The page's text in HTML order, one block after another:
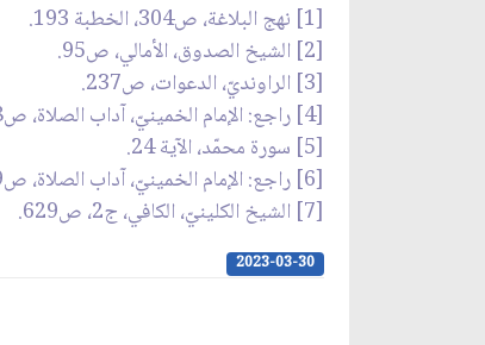
[1] نهج البلاغة، ص304، الخطبة 193.
[2] الشيخ الصدوق، الأمالي، ص95.
[3] الراونديّ، الدعوات، ص237.
[4] راجع: الإمام الخمينيّ، آداب الصلاة، ص288.
[5] سورة محمّد، الآية 24.
[6] راجع: الإمام الخمينيّ، آداب الصلاة، ص289.
[7] الشيخ الكلينيّ، الكافي، ج‏2، ص629.
2023-03-30